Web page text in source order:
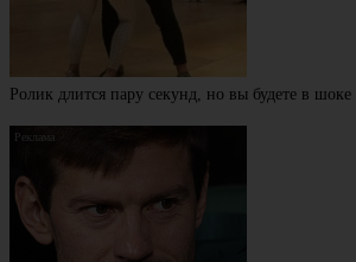
Ролик длится пару секунд, но вы будете в шоке